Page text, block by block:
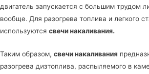
двигатель запускается с большим трудом
вообще. Для разогрева топлива и легкого
используются свечи накаливания.
Таким образом, свечи накаливания
разогрева дизтоплива, распыляемого в